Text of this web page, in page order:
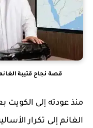
قصة نجاح قتيبة
منذ عودته إلى الكويت
الغانم إلى تكرار